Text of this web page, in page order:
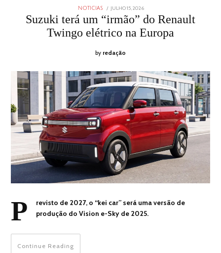
NOTICIAS
POSTED
JULHO 15, 2026
14,
2026
Suzuki terá um “irmão” do Renault
Twingo elétrico na Europa
by redação
P
revisto de 2027, o “kei car” será uma versão de
produção do Vision e-Sky de 2025.
Continue Reading